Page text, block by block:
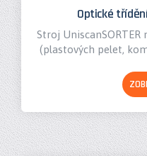
Optické
Stroj
(plastových pelet,